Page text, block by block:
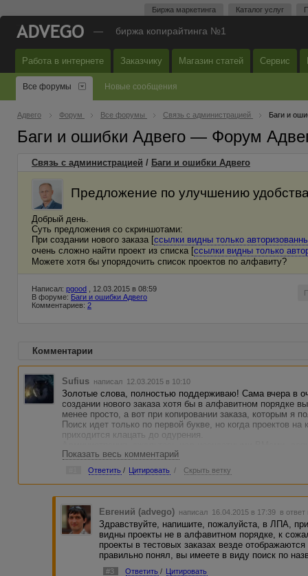
Биржа маркетинга Каталог услуг
— биржа копирайтинга №1
Работа в интернете Заказчику Магазин статей Сервис
Все форумы Новые сообщения
Адвего Форум Все форумы Связь с администрацией Баги и
Баги и ошибки Адвего — Форум
Связь с администрацией / Баги и ошибки Адвего
Предложение по улучшению
Добрый день.
Суть предложения со скриншотами:
При создании нового заказа [ссылки видны только
очень сложно найти проект из списка [ссылки видны только
Можете хотя бы упорядочить список проектов по алфавиту?
Написал: pgood , 12.03.2015 в 08:59
В форуме: Баги и ошибки Адвего
Комментариев: 2
Комментарии
Sufius написал 12.03.2015 в 10:10
Золотые слова, полностью поддерживаю! Сама вчера в
создании нового заказа хотя бы в алфавитном порядке
менее просто, а вот при копировании заказа, которым я
Поиск идет только по первой букве, но когда проектов
приходится клацать до одурения.
Показать весь комментарий
Ответить / Цитировать / Скрыть ветку
Евгений (advego) написал 16.04.2015 в 17:39 в ответ
Здравствуйте, напишите, пожалуйста, в ЛПА,
видны проекты не в алфавитном порядке, к
проекты в тестовых заказах везде
правильно понял, вы имеете в виду поиск по
#3 Ответить / Цитировать